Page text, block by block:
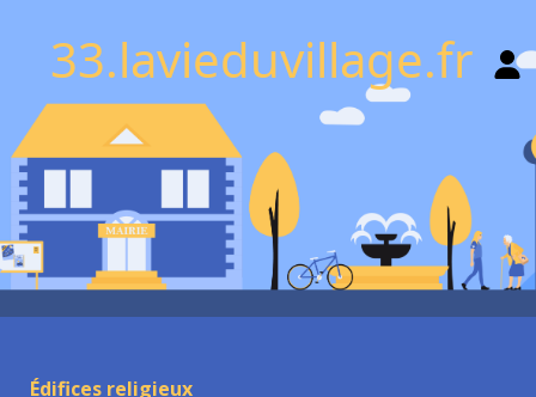
33.lavieduvillage.fr
Édifices religieux